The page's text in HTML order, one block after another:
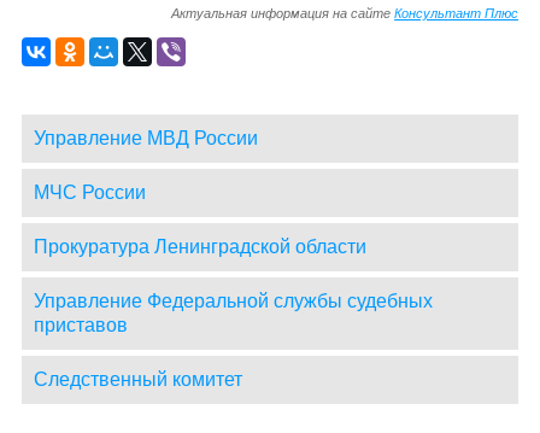
Актуальная информация на сайтеКонсультант Плюс
Управление МВД России
МЧС России
Прокуратура Ленинградской области
Управление Федеральной службы судебных
приставов
Следственный комитет